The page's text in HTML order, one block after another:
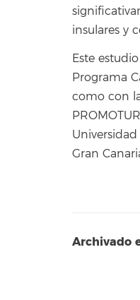
insulares y
Este
Programa
como con
Gran
Archivado